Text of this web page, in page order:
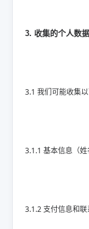
3. 收集的个人数
3.1 我们可能收集以
3.1.1 基本信息（姓
3.1.2 支付信息和联